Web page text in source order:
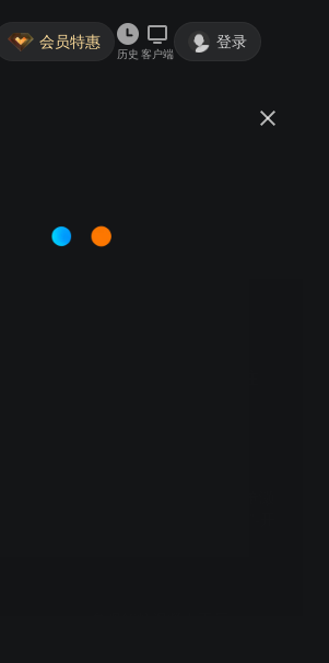
会员特惠
历史 客户端
登录
布列松）极光之旅摄